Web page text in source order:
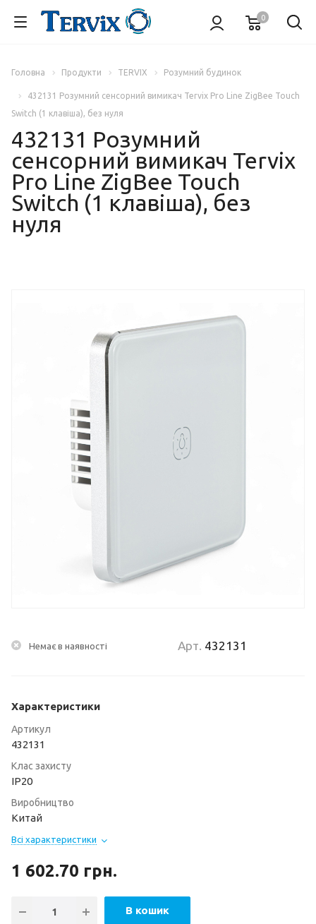
0
Головна Продукти TERVIX Розумний будинок
432131 Розумний сенсорний вимикач Tervix Pro Line ZigBee Touch
Switch (1 клавіша), без нуля
432131 Розумний
сенсорний вимикач Tervix
Pro Line ZigBee Touch
Switch (1 клавіша), без
нуля
Немає в наявності Арт. 432131
Характеристики
Артикул
432131
Клас захисту
ІР20
Виробництво
Китай
Всі характеристики
1 602.70 грн.
В кошик